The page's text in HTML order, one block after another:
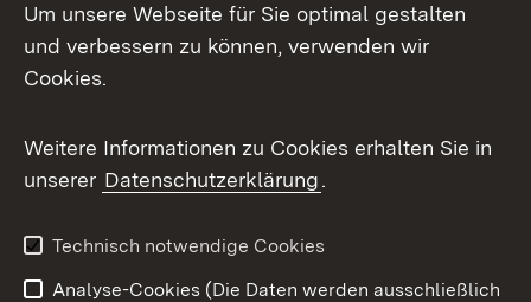
Mastodon
Messenger
Social Wall
X / Twitter
Youtube
Um unsere Webseite für Sie optimal gestalten
und verbessern zu können, verwenden wir
Cookies.
Weitere Informationen zu Cookies erhalten Sie in
unserer Datenschutzerklärung.
Technisch notwendige Cookies
Analyse-Cookies (Die Daten werden ausschließlich